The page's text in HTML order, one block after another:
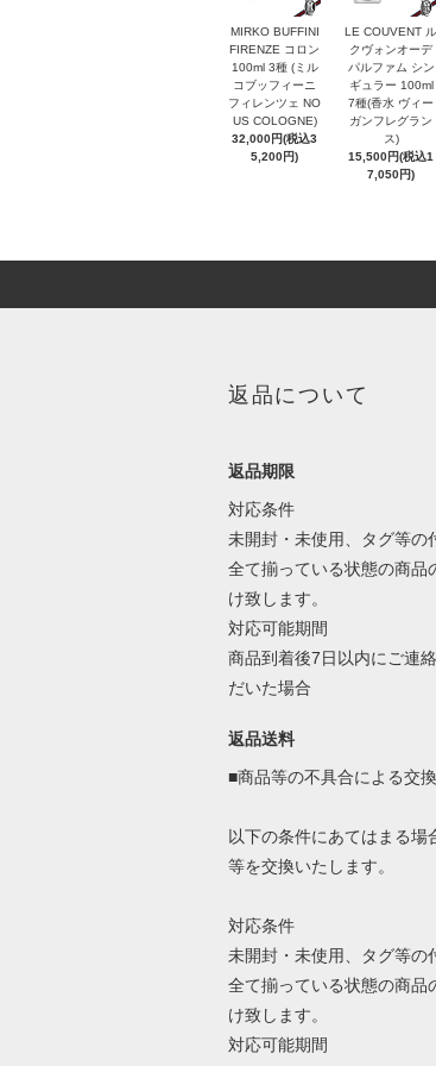
MIRKO BUFFINI
FIRENZE コロン
100ml 3種 (ミル
コブッフィーニ
フィレンツェ NO
US COLOGNE)
32,000円(税込3
5,200円)
LE COUVENT ル
クヴォンオーデ
パルファム シン
ギュラー 100ml
7種(香水 ヴィー
ガンフレグラン
ス)
15,500円(税込1
7,050円)
返品について
返品期限
対応条件
未開封・未使用、タグ等の
全て揃っている状態の商品
け致します。
対応可能期間
商品到着後7日以内にご連
だいた場合
返品送料
■商品等の不具合による交換
以下の条件にあてはまる場
等を交換いたします。
対応条件
未開封・未使用、タグ等の
全て揃っている状態の商品
け致します。
対応可能期間